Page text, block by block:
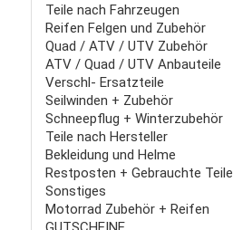
Teile nach Fahrzeugen
Reifen Felgen und Zubehör
Quad / ATV / UTV Zubehör
ATV / Quad / UTV Anbauteile
Verschl- Ersatzteile
Seilwinden + Zubehör
Schneepflug + Winterzubehör
Teile nach Hersteller
Bekleidung und Helme
Restposten + Gebrauchte Teile
Sonstiges
Motorrad Zubehör + Reifen